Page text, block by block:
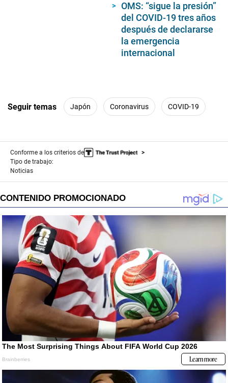
OMS: “sigue la presión”
del COVID-19 tres años
después de declararse
la emergencia
internacional
Seguir temas Japón Coronavirus COVID-19
Conforme a los criterios de
Tipo de trabajo:
Noticias